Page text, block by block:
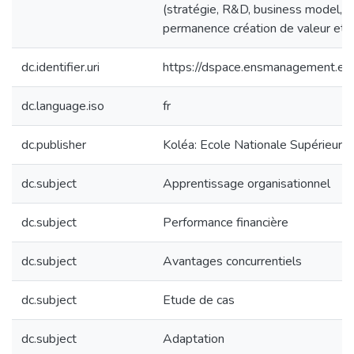
(stratégie, R&D, business model,
permanence création de valeur et
dc.identifier.uri https://
dc.language.iso fr
dc.publisher Koléa: Ecole Nationale
dc.subject Apprentissage organisationnel
dc.subject Performance financière
dc.subject Avantages concurrentiels
dc.subject Etude de cas
dc.subject Adaptation